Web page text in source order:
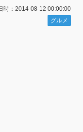
時：2014-08-12 00:00:00
グルメ